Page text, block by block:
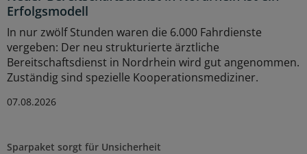
Erfolgsmodell
In nur zwölf Stunden waren die 6.000 Fahrdienste
vergeben: Der neu strukturierte ärztliche
Bereitschaftsdienst in Nordrhein wird gut angenommen.
Zuständig sind spezielle Kooperationsmediziner.
07.08.2026
Sparpaket sorgt für Unsicherheit